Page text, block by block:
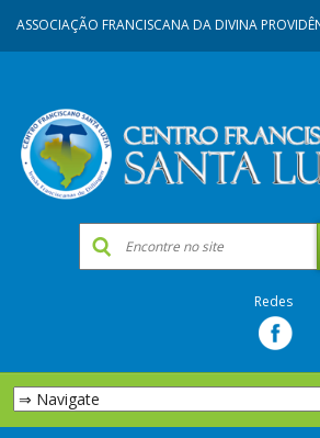
ASSOCIAÇÃO FRANCISCANA DA DIVINA
Redes